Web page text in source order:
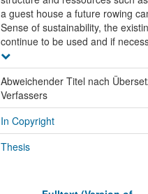
a guest house a future rowing
Sense of sustainability, the
continue to be used and if
Abweichender Titel nach
Verfassers
In Copyright
Thesis